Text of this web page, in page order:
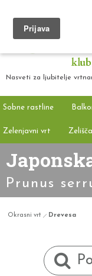
Nasveti za ljubitelje
Sobne rastline
Zelenjavni vrt Zelišča
Prunus
Okrasni vrt Drevesa